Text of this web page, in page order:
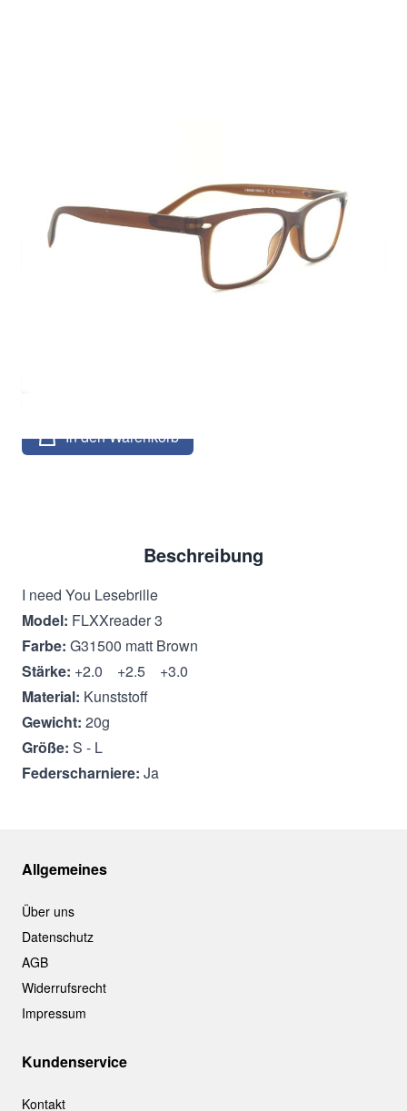
Stärke *
In den Warenkorb
Beschreibung
I need You Lesebrille
Model: FLXXreader 3
Farbe: G31500 matt Brown
Stärke: +2.0 +2.5 +3.0
Material: Kunststoff
Gewicht: 20g
Größe: S - L
Federscharniere: Ja
Allgemeines
Über uns
Datenschutz
AGB
Widerrufsrecht
Impressum
Kundenservice
Kontakt